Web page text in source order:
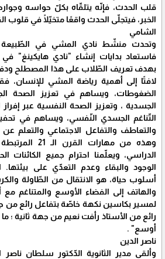
قلب الحدث، فإنّه يتلقّاه بكلّ حواسه
الخبر، فيتجلّى الحدث واقعًا متخيّلًا في قلوب
الشامي
وتحدث منشّط نادي المشي في الطّبيعة
بهدف تعريف الطّلاب على هذا المصطلح
لافتًا إلى أهمية رياضة المشي
الضغوطات، ويساهم في تعزيز الصحة
الجسدية ، وتعزيز الصحة النفسية عبر إفراز
التّناغم الجسدي النّفسي، ويساهم في
والتعاطف والتفاعل الاجتماعي والتعلم
وهذه من مهارات
الدراسي، ويعلّمنا احترام جميع الكائنات
الوجود والبقاء وعدم التعدّي على
أسلوب حياة، هو الانتقال من الطّاولة
والهاتف إلى الفضاء الأوسع والمتناغم
لمسير بكاسين نكهة خاصّة بتفاعل رائع من
رائع من الأستاذ رأفت نعيم من جهة ثانية ؛
أوسع" .
ناصر الدين
وألقى مدير الثانوية الدّكتور سلطان